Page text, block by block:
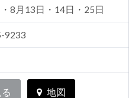
8月13日・14日・25日
9233
地図